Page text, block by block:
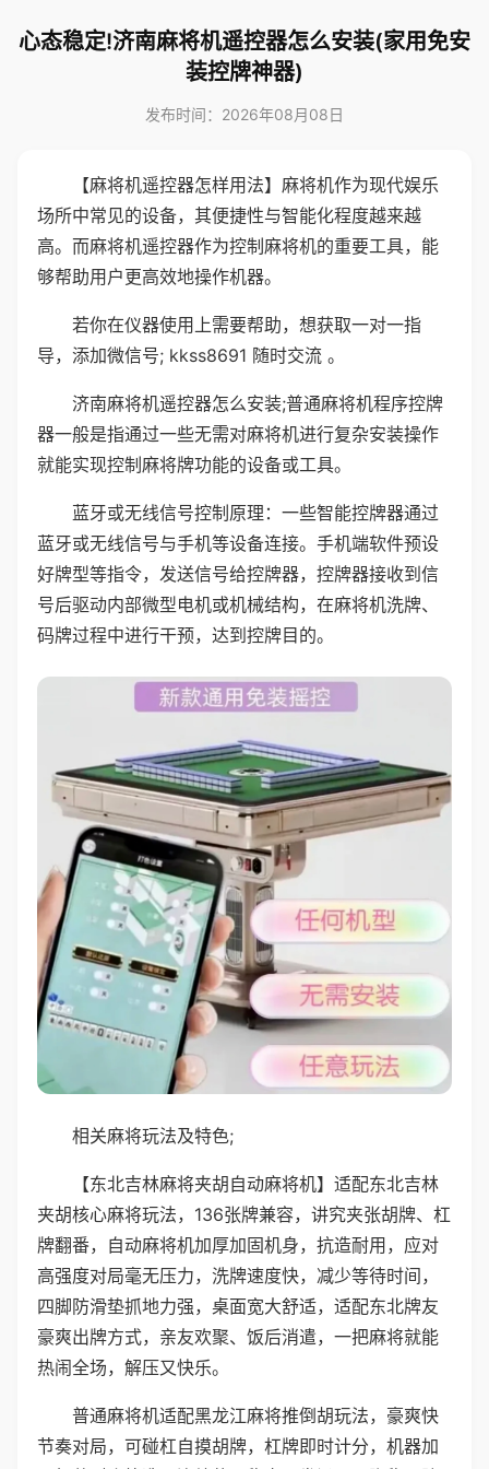
心态稳定!济南麻将机遥控器怎么安装(家用免安
装控牌神器)
发布时间：2026年08月08日
【麻将机遥控器怎样用法】麻将机作为现代娱乐
场所中常见的设备，其便捷性与智能化程度越来越
高。而麻将机遥控器作为控制麻将机的重要工具，能
够帮助用户更高效地操作机器。
若你在仪器使用上需要帮助，想获取一对一指
导，添加微信号; kkss8691 随时交流 。
济南麻将机遥控器怎么安装;普通麻将机程序控牌
器一般是指通过一些无需对麻将机进行复杂安装操作
就能实现控制麻将牌功能的设备或工具。
蓝牙或无线信号控制原理：一些智能控牌器通过
蓝牙或无线信号与手机等设备连接。手机端软件预设
好牌型等指令，发送信号给控牌器，控牌器接收到信
号后驱动内部微型电机或机械结构，在麻将机洗牌、
码牌过程中进行干预，达到控牌目的。
相关麻将玩法及特色;
【东北吉林麻将夹胡自动麻将机】适配东北吉林
夹胡核心麻将玩法，136张牌兼容，讲究夹张胡牌、杠
牌翻番，自动麻将机加厚加固机身，抗造耐用，应对
高强度对局毫无压力，洗牌速度快，减少等待时间，
四脚防滑垫抓地力强，桌面宽大舒适，适配东北牌友
豪爽出牌方式，亲友欢聚、饭后消遣，一把麻将就能
热闹全场，解压又快乐。
普通麻将机适配黑龙江麻将推倒胡玩法，豪爽快
节奏对局，可碰杠自摸胡牌，杠牌即时计分，机器加